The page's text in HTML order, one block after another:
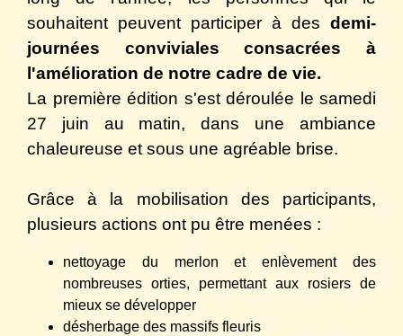
souhaitent peuvent participer à des demi-
journées conviviales consacrées à
l'amélioration de notre cadre de vie.
La première édition s'est déroulée le samedi
27 juin au matin, dans une ambiance
chaleureuse et sous une agréable brise.
Grâce à la mobilisation des participants,
plusieurs actions ont pu être menées :
nettoyage du merlon et enlèvement des
nombreuses orties, permettant aux rosiers de
mieux se développer
désherbage des massifs fleuris